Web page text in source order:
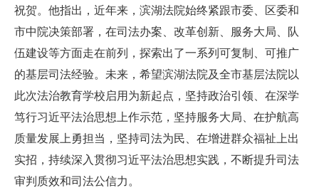
祝贺。他指出，近年来，滨湖法院始终紧跟市委、区委和
市中院决策部署，在司法办案、改革创新、服务大局、队
伍建设等方面走在前列，探索出了一系列可复制、可推广
的基层司法经验。未来，希望滨湖法院及全市基层法院以
此次法治教育学校启用为新起点，坚持政治引领、在深学
笃行习近平法治思想上作示范，坚持服务大局、在护航高
质量发展上勇担当，坚持司法为民、在增进群众福祉上出
实招，持续深入贯彻习近平法治思想实践，不断提升司法
审判质效和司法公信力。